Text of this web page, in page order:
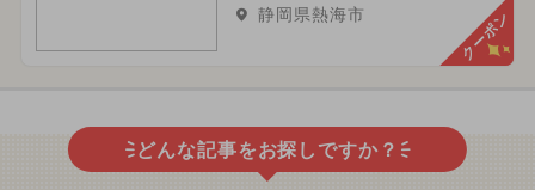
静岡県熱海市 クーポン
どんな記事をお探しですか？